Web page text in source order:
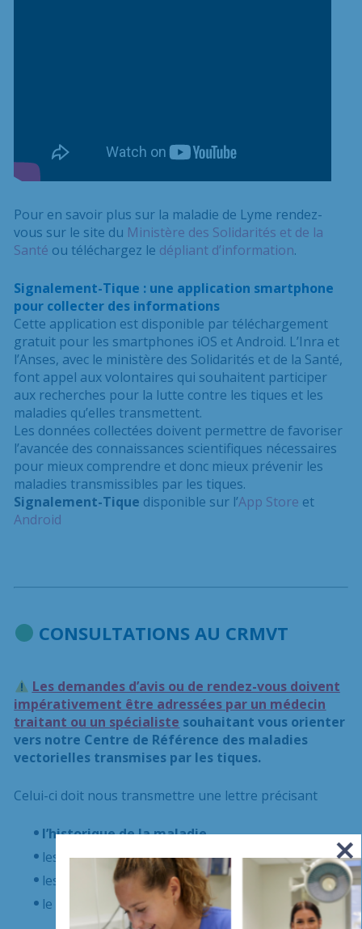
Pour en savoir plus sur la maladie de Lyme rendez-
vous sur le site du Ministère des Solidarités et de la
Santé ou téléchargez le dépliant d’information.
Signalement-Tique : une application smartphone
pour collecter des informations
Cette application est disponible par téléchargement
gratuit pour les smartphones iOS et Android. L’Inra et
l’Anses, avec le ministère des Solidarités et de la Santé,
font appel aux volontaires qui souhaitent participer
aux recherches pour la lutte contre les tiques et les
maladies qu’elles transmettent.
Les données collectées doivent permettre de favoriser
l’avancée des connaissances scientifiques nécessaires
pour mieux comprendre et donc mieux prévenir les
maladies transmissibles par les tiques.
Signalement-Tique disponible sur l’App Store et
Android
CONSULTATIONS AU CRMVT
Les demandes d’avis ou de rendez-vous doivent
impérativement être adressées par un médecin
traitant ou un spécialiste souhaitant vous orienter
vers notre Centre de Référence des maladies
vectorielles transmises par les tiques.
Celui-ci doit nous transmettre une lettre précisant
l’historique de la maladie,
les
symptômesobservés
les
résultats des examensdéjà réalisés
le résultat de votre sérologieborréliose de Lyme